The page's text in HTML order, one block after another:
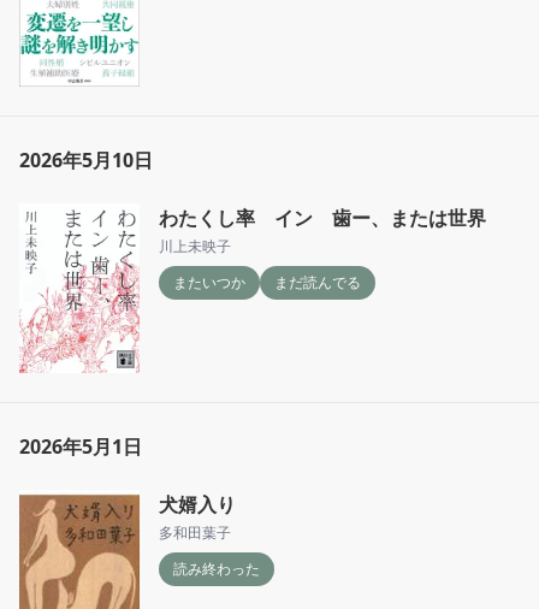
2026年5月10日
わたくし率 イン 歯ー、または世界
川上未映子
またいつか
まだ読んでる
2026年5月1日
犬婿入り
多和田葉子
読み終わった